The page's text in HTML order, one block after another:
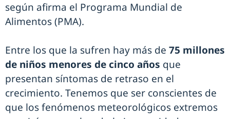
según afirma el Programa Mundial de
Alimentos (PMA).
Entre los que la sufren hay más de 75 millones
de niños menores de cinco años que
presentan síntomas de retraso en el
crecimiento. Tenemos que ser conscientes de
que los fenómenos meteorológicos extremos